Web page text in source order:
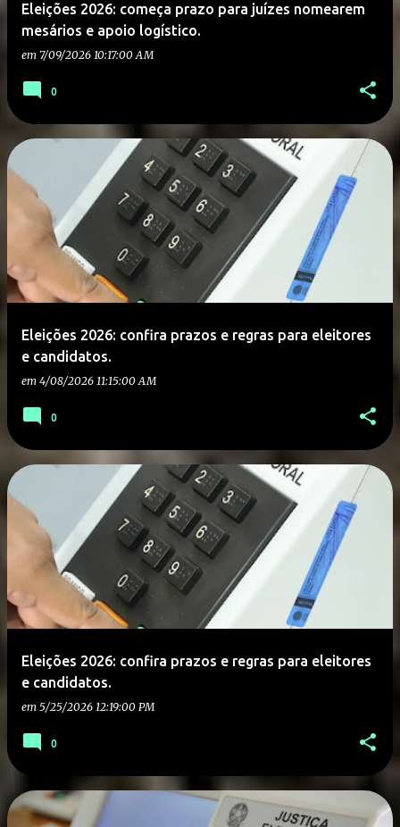
Eleições 2026: começa prazo para juízes nomearem
mesários e apoio logístico.
em 7/09/2026 10:17:00 AM
0
Eleições 2026: confira prazos e regras para eleitores
e candidatos.
em 4/08/2026 11:15:00 AM
0
Eleições 2026: confira prazos e regras para eleitores
e candidatos.
em 5/25/2026 12:19:00 PM
0